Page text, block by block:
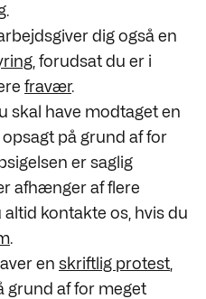
.
dig også en
, forudsat du er i
fravær.
skal have modtaget en
på grund af for
er saglig
afhænger af flere
kontakte os, hvis du
.
en skriftlig protest
grund af for meget